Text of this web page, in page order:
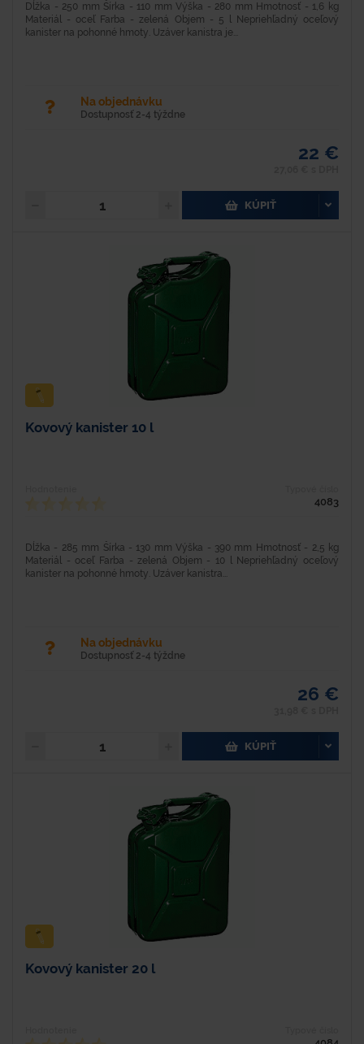
Dĺžka - 250 mm Šírka - 110 mm Výška - 280 mm Hmotnosť - 1,6 kg
Materiál - oceľ Farba - zelená Objem - 5 l Nepriehľadný oceľový
kanister na pohonné hmoty. Uzáver kanistra je...
Na objednávku
Dostupnosť 2-4 týždne
22 €
KÚPIŤ
Kovový kanister 10 l
4083
Dĺžka - 285 mm Šírka - 130 mm Výška - 390 mm Hmotnosť - 2,5 kg
Materiál - oceľ Farba - zelená Objem - 10 l Nepriehľadný oceľový
kanister na pohonné hmoty. Uzáver kanistra...
Na objednávku
Dostupnosť 2-4 týždne
26 €
KÚPIŤ
Kovový kanister 20 l